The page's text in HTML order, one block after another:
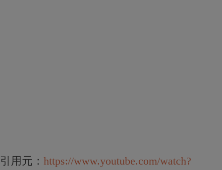
引用元： https://www.youtube.com/watch?